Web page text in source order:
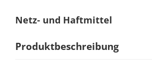
Netz- und Haftmittel
Produktbeschreibung